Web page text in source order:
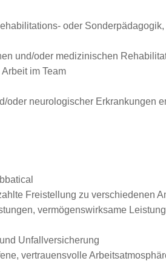
oder
und/oder medizinischen
im Team
oder neurologischer Erkrankungen
Freistellung zu verschiedenen
vermögenswirksame
Unfallversicherung
vertrauensvolle